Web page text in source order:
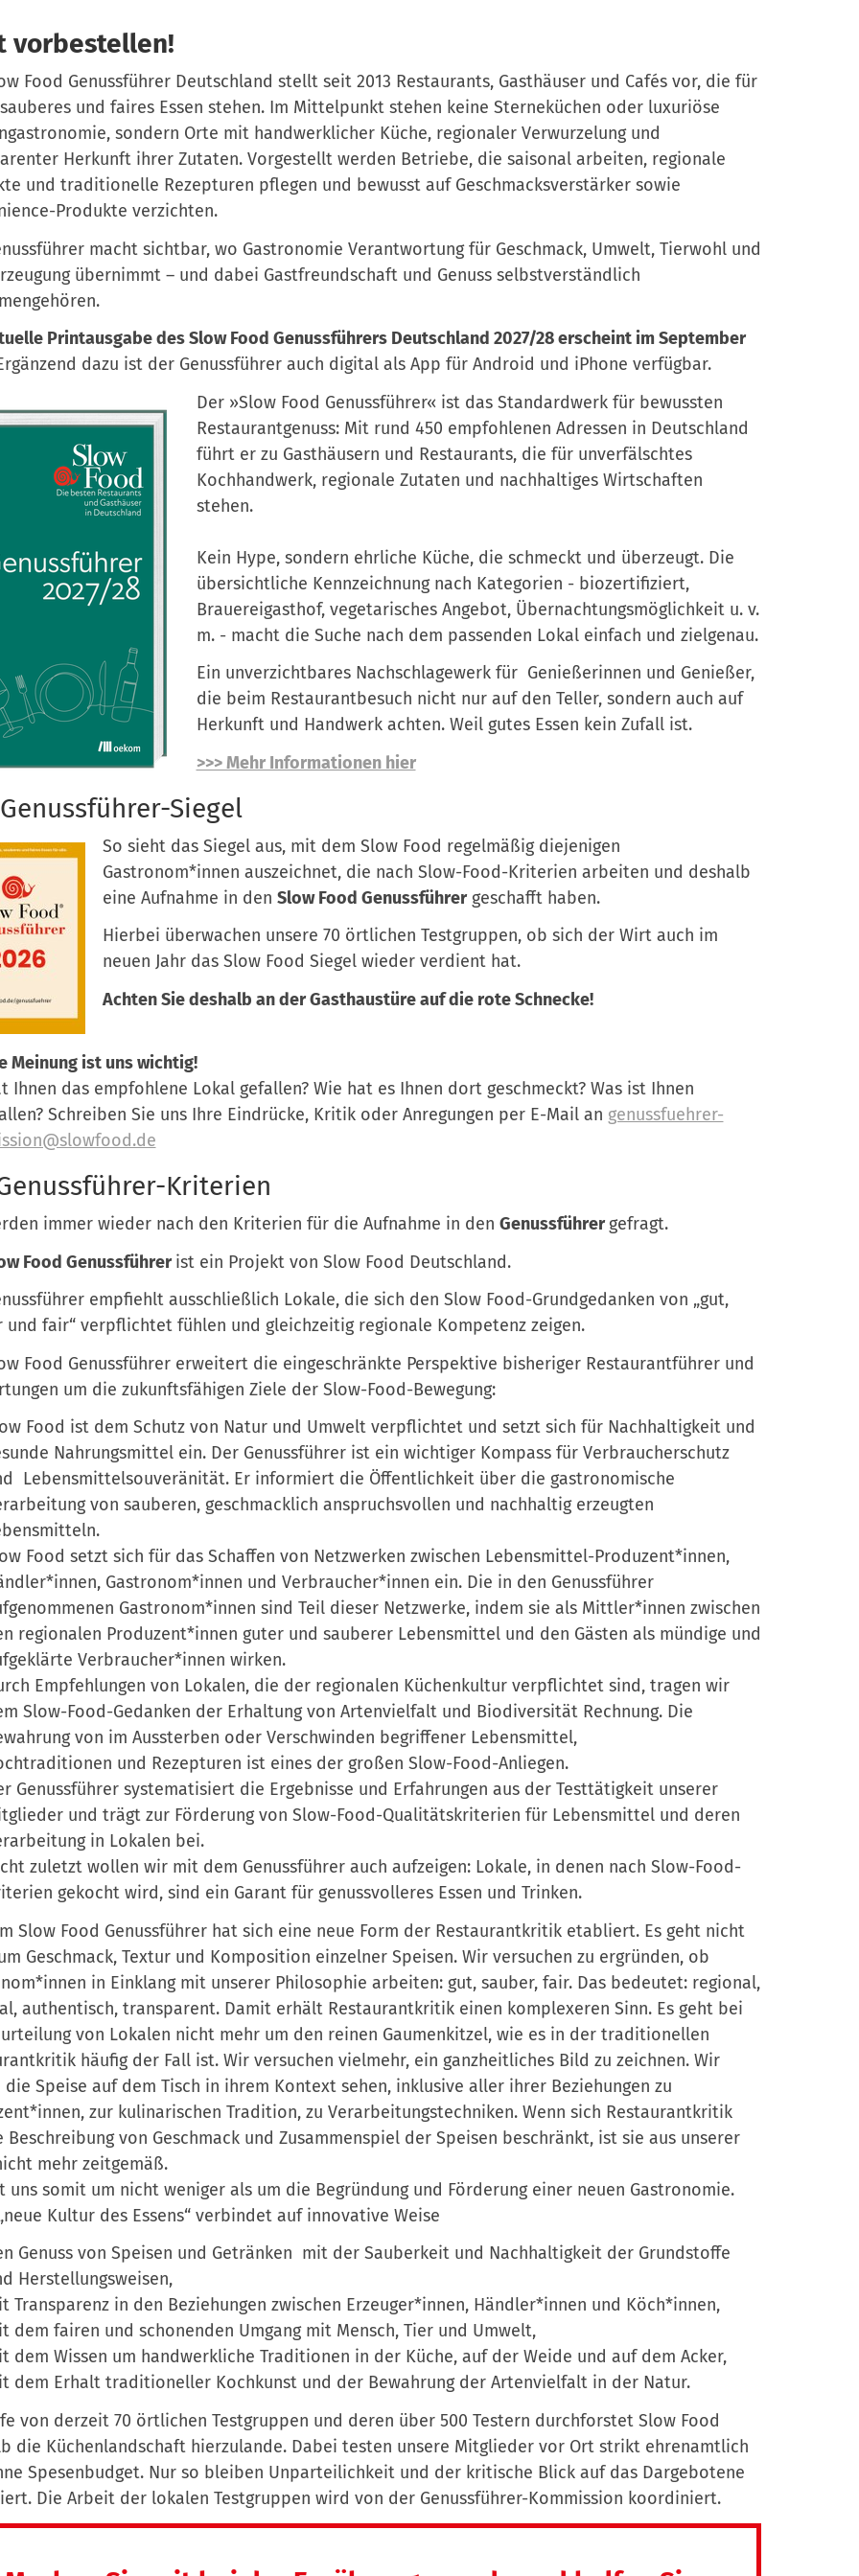
vorbestellen!
Food Genussführer Deutschland stellt seit 2013 Restaurants, Gasthäuser und Cafés vor, die für
und faires Essen stehen. Im Mittelpunkt stehen keine Sterneküchen oder luxuriöse
sondern Orte mit handwerklicher Küche, regionaler Verwurzelung und
Herkunft ihrer Zutaten. Vorgestellt werden Betriebe, die saisonal arbeiten, regionale
und traditionelle Rezepturen pflegen und bewusst auf Geschmacksverstärker sowie
Produkte verzichten.
macht sichtbar, wo Gastronomie Verantwortung für Geschmack, Umwelt, Tierwohl und
übernimmt – und dabei Gastfreundschaft und Genuss selbstverständlich
Printausgabe des Slow Food Genussführers Deutschland 2027/28 erscheint im September
dazu ist der Genussführer auch digital als App für Android und iPhone verfügbar.
Der »Slow Food Genussführer« ist das Standardwerk für bewussten
Restaurantgenuss: Mit rund 450 empfohlenen Adressen in Deutschland
führt er zu Gasthäusern und Restaurants, die für unverfälschtes
Kochhandwerk, regionale Zutaten und nachhaltiges Wirtschaften
stehen.
Kein Hype, sondern ehrliche Küche, die schmeckt und überzeugt. Die
übersichtliche Kennzeichnung nach Kategorien - biozertifiziert,
Brauereigasthof, vegetarisches Angebot, Übernachtungsmöglichkeit u. v.
m. - macht die Suche nach dem passenden Lokal einfach und zielgenau.
Ein unverzichtbares Nachschlagewerk für Genießerinnen und Genießer,
die beim Restaurantbesuch nicht nur auf den Teller, sondern auch auf
Herkunft und Handwerk achten. Weil gutes Essen kein Zufall ist.
>>> Mehr Informationen hier
Siegel
So sieht das Siegel aus, mit dem Slow Food regelmäßig diejenigen
Gastronom*innen auszeichnet, die nach Slow-Food-Kriterien arbeiten und deshalb
eine Aufnahme in den Slow Food Genussführergeschafft haben.
Hierbei überwachen unsere 70 örtlichen Testgruppen, ob sich der Wirt auch im
neuen Jahr das Slow Food Siegel wieder verdient hat.
Achten Sie deshalb an der Gasthaustüre auf die rote Schnecke!
Meinung ist uns wichtig!
Ihnen das empfohlene Lokal gefallen? Wie hat es Ihnen dort geschmeckt? Was ist Ihnen
Schreiben Sie uns Ihre Eindrücke, Kritik oder Anregungen per E-Mail an genussfuehrer-
Kriterien
immer wieder nach den Kriterien für die Aufnahme in den Genussführergefragt.
Food Genussführerist ein Projekt von Slow Food Deutschland.
empfiehlt ausschließlich Lokale, die sich den Slow Food-Grundgedanken von „gut,
und fair“ verpflichtet fühlen und gleichzeitig regionale Kompetenz zeigen.
Food Genussführer erweitert die eingeschränkte Perspektive bisheriger Restaurantführer und
um die zukunftsfähigen Ziele der Slow-Food-Bewegung:
Food ist dem Schutz von Natur und Umwelt verpflichtet und setzt sich für Nachhaltigkeit und
Nahrungsmittel ein. Der Genussführer ist ein wichtiger Kompass für Verbraucherschutz
Lebensmittelsouveränität. Er informiert die Öffentlichkeit über die gastronomische
von sauberen, geschmacklich anspruchsvollen und nachhaltig erzeugten
Food setzt sich für das Schaffen von Netzwerken zwischen Lebensmittel-Produzent*innen,
Gastronom*innen und Verbraucher*innen ein. Die in den Genussführer
Gastronom*innen sind Teil dieser Netzwerke, indem sie als Mittler*innen zwischen
regionalen Produzent*innen guter und sauberer Lebensmittel und den Gästen als mündige und
Verbraucher*innen wirken.
Empfehlungen von Lokalen, die der regionalen Küchenkultur verpflichtet sind, tragen wir
Slow-Food-Gedanken der Erhaltung von Artenvielfalt und Biodiversität Rechnung. Die
von im Aussterben oder Verschwinden begriffener Lebensmittel,
und Rezepturen ist eines der großen Slow-Food-Anliegen.
Genussführer systematisiert die Ergebnisse und Erfahrungen aus der Testtätigkeit unserer
und trägt zur Förderung von Slow-Food-Qualitätskriterien für Lebensmittel und deren
in Lokalen bei.
zuletzt wollen wir mit dem Genussführer auch aufzeigen: Lokale, in denen nach Slow-Food-
gekocht wird, sind ein Garant für genussvolleres Essen und Trinken.
Slow Food Genussführer hat sich eine neue Form der Restaurantkritik etabliert. Es geht nicht
Geschmack, Textur und Komposition einzelner Speisen. Wir versuchen zu ergründen, ob
in Einklang mit unserer Philosophie arbeiten: gut, sauber, fair. Das bedeutet: regional,
authentisch, transparent. Damit erhält Restaurantkritik einen komplexeren Sinn. Es geht bei
von Lokalen nicht mehr um den reinen Gaumenkitzel, wie es in der traditionellen
häufig der Fall ist. Wir versuchen vielmehr, ein ganzheitliches Bild zu zeichnen. Wir
Speise auf dem Tisch in ihrem Kontext sehen, inklusive aller ihrer Beziehungen zu
zur kulinarischen Tradition, zu Verarbeitungstechniken. Wenn sich Restaurantkritik
Beschreibung von Geschmack und Zusammenspiel der Speisen beschränkt, ist sie aus unserer
mehr zeitgemäß.
uns somit um nicht weniger als um die Begründung und Förderung einer neuen Gastronomie.
Kultur des Essens“ verbindet auf innovative Weise
Genuss von Speisen und Getränken mit der Sauberkeit und Nachhaltigkeit der Grundstoffe
Herstellungsweisen,
Transparenz in den Beziehungen zwischen Erzeuger*innen, Händler*innen und Köch*innen,
dem fairen und schonenden Umgang mit Mensch, Tier und Umwelt,
dem Wissen um handwerkliche Traditionen in der Küche, auf der Weide und auf dem Acker,
dem Erhalt traditioneller Kochkunst und der Bewahrung der Artenvielfalt in der Natur.
von derzeit 70 örtlichen Testgruppen und deren über 500 Testern durchforstet Slow Food
die Küchenlandschaft hierzulande. Dabei testen unsere Mitglieder vor Ort strikt ehrenamtlich
Spesenbudget. Nur so bleiben Unparteilichkeit und der kritische Blick auf das Dargebotene
Die Arbeit der lokalen Testgruppen wird von der Genussführer-Kommission koordiniert.